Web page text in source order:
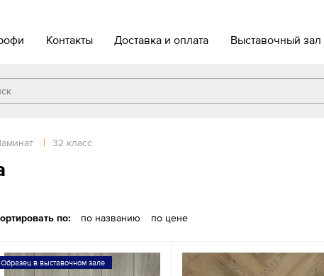
Контакты Доставка и оплата Выставочный зал
| 32 класс
по: по названию по цене
Образец в выставочном зале